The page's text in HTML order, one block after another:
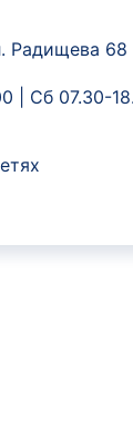
Радищева 68
| Сб 07.30-